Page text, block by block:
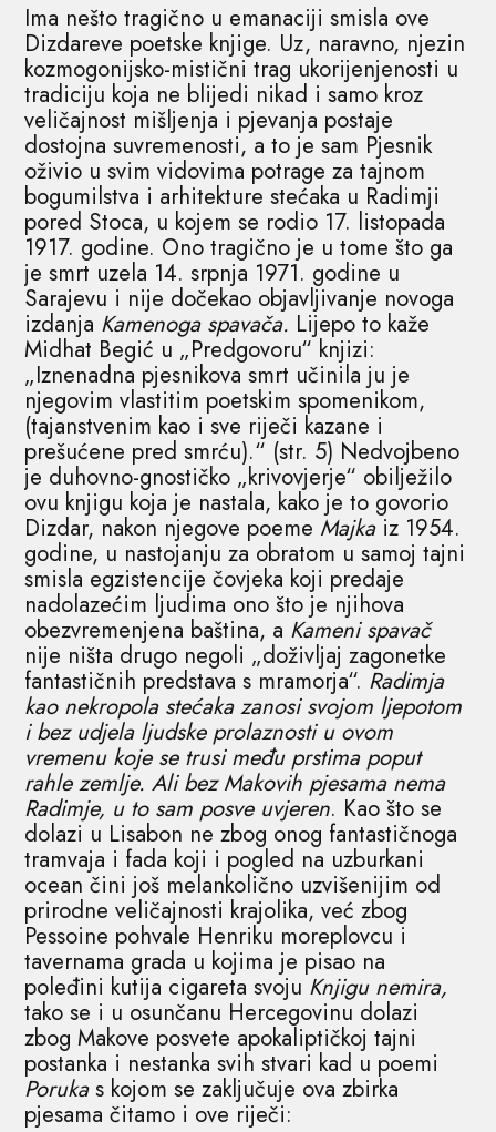
Ima nešto tragično u emanaciji smisla ove
Dizdareve poetske knjige. Uz, naravno, njezin
kozmogonijsko-mistični trag ukorijenjenosti u
tradiciju koja ne blijedi nikad i samo kroz
veličajnost mišljenja i pjevanja postaje
dostojna suvremenosti, a to je sam Pjesnik
oživio u svim vidovima potrage za tajnom
bogumilstva i arhitekture stećaka u Radimji
pored Stoca, u kojem se rodio 17. listopada
1917. godine. Ono tragično je u tome što ga
je smrt uzela 14. srpnja 1971. godine u
Sarajevu i nije dočekao objavljivanje novoga
izdanja Kamenoga spavača. Lijepo to kaže
Midhat Begić u „Predgovoru“ knjizi:
„Iznenadna pjesnikova smrt učinila ju je
njegovim vlastitim poetskim spomenikom,
(tajanstvenim kao i sve riječi kazane i
prešućene pred smrću).“ (str. 5) Nedvojbeno
je duhovno-gnostičko „krivovjerje“ obilježilo
ovu knjigu koja je nastala, kako je to govorio
Dizdar, nakon njegove poeme Majka iz 1954.
godine, u nastojanju za obratom u samoj tajni
smisla egzistencije čovjeka koji predaje
nadolazećim ljudima ono što je njihova
obezvremenjena baština, a Kameni spavač
nije ništa drugo negoli „doživljaj zagonetke
fantastičnih predstava s mramorja“. Radimja
kao nekropola stećaka zanosi svojom ljepotom
i bez udjela ljudske prolaznosti u ovom
vremenu koje se trusi među prstima poput
rahle zemlje. Ali bez Makovih pjesama nema
Radimje, u to sam posve uvjeren. Kao što se
dolazi u Lisabon ne zbog onog fantastičnoga
tramvaja i fada koji i pogled na uzburkani
ocean čini još melankolično uzvišenijim od
prirodne veličajnosti krajolika, već zbog
Pessoine pohvale Henriku moreplovcu i
tavernama grada u kojima je pisao na
poleđini kutija cigareta svoju Knjigu nemira,
tako se i u osunčanu Hercegovinu dolazi
zbog Makove posvete apokaliptičkoj tajni
postanka i nestanka svih stvari kad u poemi
Porukas kojom se zaključuje ova zbirka
pjesama čitamo i ove riječi: